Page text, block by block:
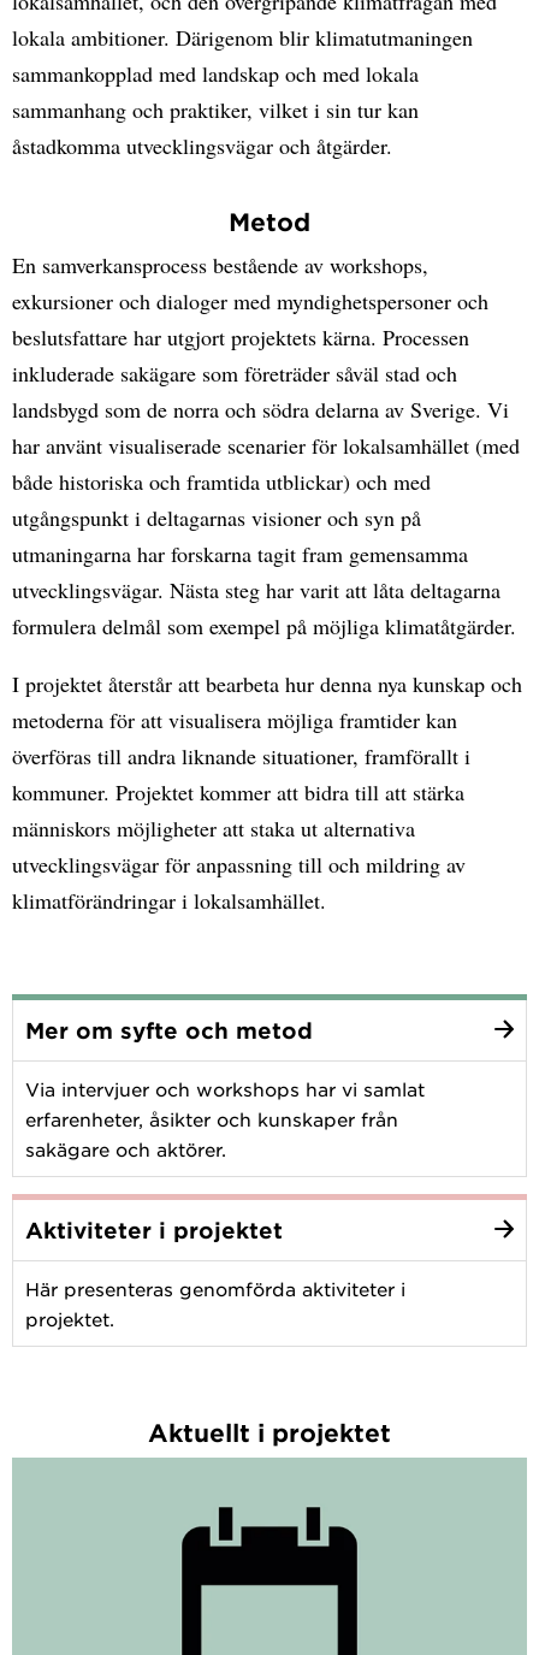
lokala ambitioner. Därigenom blir klimatutmaningen
sammankopplad med landskap och med lokala
sammanhang och praktiker, vilket i sin tur kan
åstadkomma utvecklingsvägar och åtgärder.
Metod
En samverkansprocess bestående av workshops,
exkursioner och dialoger med myndighetspersoner och
beslutsfattare har utgjort projektets kärna. Processen
inkluderade sakägare som företräder såväl stad och
landsbygd som de norra och södra delarna av Sverige. Vi
har använt visualiserade scenarier för lokalsamhället (med
både historiska och framtida utblickar) och med
utgångspunkt i deltagarnas visioner och syn på
utmaningarna har forskarna tagit fram gemensamma
utvecklingsvägar. Nästa steg har varit att låta deltagarna
formulera delmål som exempel på möjliga klimatåtgärder.
I projektet återstår att bearbeta hur denna nya kunskap och
metoderna för att visualisera möjliga framtider kan
överföras till andra liknande situationer, framförallt i
kommuner. Projektet kommer att bidra till att stärka
människors möjligheter att staka ut alternativa
utvecklingsvägar för anpassning till och mildring av
klimatförändringar i lokalsamhället.
Mer om syfte och metod
Via intervjuer och workshops har vi samlat
erfarenheter, åsikter och kunskaper från
sakägare och aktörer.
Aktiviteter i projektet
Här presenteras genomförda aktiviteter i
projektet.
Aktuellt i projektet